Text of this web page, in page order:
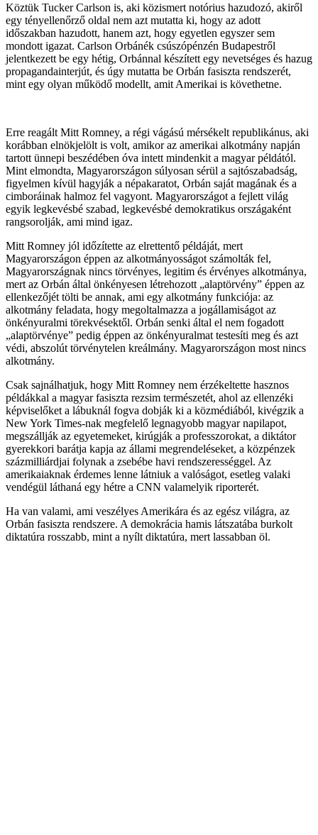
Köztük Tucker Carlson is, aki közismert notórius hazudozó, akiről
egy tényellenőrző oldal nem azt mutatta ki, hogy az adott
időszakban hazudott, hanem azt, hogy egyetlen egyszer sem
mondott igazat. Carlson Orbánék csúszópénzén Budapestről
jelentkezett be egy hétig, Orbánnal készített egy nevetséges és hazug
propagandainterjút, és úgy mutatta be Orbán fasiszta rendszerét,
mint egy olyan működő modellt, amit Amerikai is követhetne.
Erre reagált Mitt Romney, a régi vágású mérsékelt republikánus, aki
korábban elnökjelölt is volt, amikor az amerikai alkotmány napján
tartott ünnepi beszédében óva intett mindenkit a magyar példától.
Mint elmondta, Magyarországon súlyosan sérül a sajtószabadság,
figyelmen kívül hagyják a népakaratot, Orbán saját magának és a
cimboráinak halmoz fel vagyont. Magyarországot a fejlett világ
egyik legkevésbé szabad, legkevésbé demokratikus országaként
rangsorolják, ami mind igaz.
Mitt Romney jól időzítette az elrettentő példáját, mert
Magyarországon éppen az alkotmányosságot számolták fel,
Magyarországnak nincs törvényes, legitim és érvényes alkotmánya,
mert az Orbán által önkényesen létrehozott „alaptörvény” éppen az
ellenkezőjét tölti be annak, ami egy alkotmány funkciója: az
alkotmány feladata, hogy megoltalmazza a jogállamiságot az
önkényuralmi törekvésektől. Orbán senki által el nem fogadott
„alaptörvénye” pedig éppen az önkényuralmat testesíti meg és azt
védi, abszolút törvénytelen kreálmány. Magyarországon most nincs
alkotmány.
Csak sajnálhatjuk, hogy Mitt Romney nem érzékeltette hasznos
példákkal a magyar fasiszta rezsim természetét, ahol az ellenzéki
képviselőket a lábuknál fogva dobják ki a közmédiából, kivégzik a
New York Times-nak megfelelő legnagyobb magyar napilapot,
megszállják az egyetemeket, kirúgják a professzorokat, a diktátor
gyerekkori barátja kapja az állami megrendeléseket, a közpénzek
százmilliárdjai folynak a zsebébe havi rendszerességgel. Az
amerikaiaknak érdemes lenne látniuk a valóságot, esetleg valaki
vendégül láthaná egy hétre a CNN valamelyik riporterét.
Ha van valami, ami veszélyes Amerikára és az egész világra, az
Orbán fasiszta rendszere. A demokrácia hamis látszatába burkolt
diktatúra rosszabb, mint a nyílt diktatúra, mert lassabban öl.